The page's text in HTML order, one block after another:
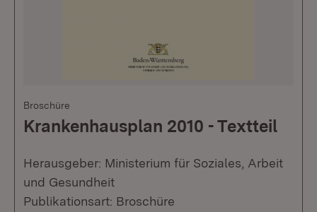
Broschüre
Krankenhausplan 2010 - Textteil
Herausgeber: Ministerium für Soziales, Arbeit
und Gesundheit
Publikationsart: Broschüre